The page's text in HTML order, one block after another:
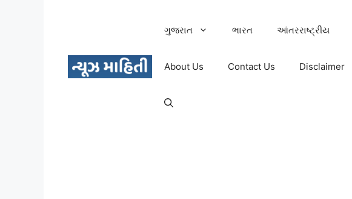
ગુજરાત ભારત આંતરરાષ્ટ્રીય
About Us Contact Us Disclaimer